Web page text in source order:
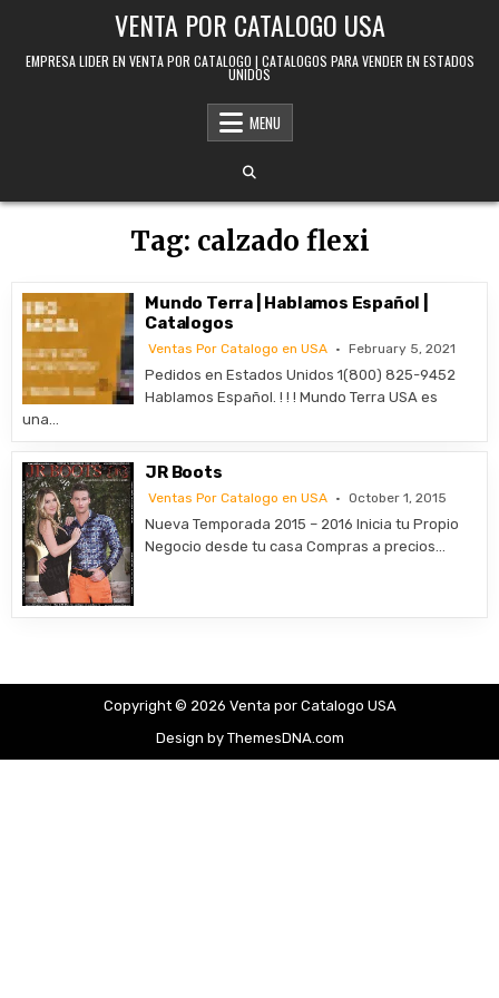
VENTA POR CATALOGO USA
EMPRESA LIDER EN VENTA POR CATALOGO | CATALOGOS PARA VENDER EN ESTADOS
UNIDOS
MENU
Tag: calzado flexi
Mundo Terra | Hablamos Español |
Catalogos
Ventas Por Catalogo en USA February 5, 2021
Pedidos en Estados Unidos 1(800) 825-9452
Hablamos Español. ! ! ! Mundo Terra USA es
una…
JR Boots
Ventas Por Catalogo en USA October 1, 2015
Nueva Temporada 2015 – 2016 Inicia tu Propio
Negocio desde tu casa Compras a precios…
Copyright © 2026 Venta por Catalogo USA
Design by ThemesDNA.com